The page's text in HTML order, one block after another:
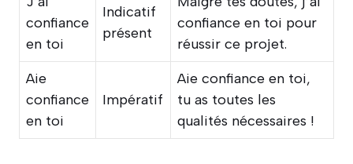
confiance
en toi
Indicatif
présent
confiance en toi pour
réussir ce projet.
Aie
confiance
en toi
Impératif
Aie confiance en toi,
tu as toutes les
qualités nécessaires !